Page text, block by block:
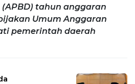
tahun anggaran
Umum Anggaran
pemerintah daerah